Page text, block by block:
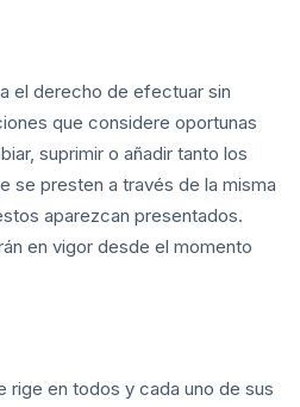
el derecho de efectuar sin
que considere oportunas
suprimir o añadir tanto los
se presten a través de la misma
aparezcan presentados.
en vigor desde el momento
rige en todos y cada uno de sus